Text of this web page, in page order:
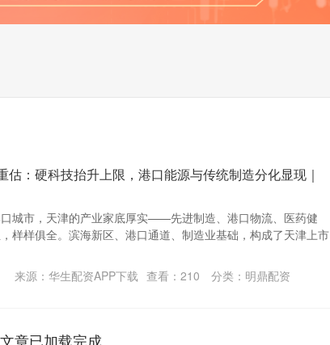
估：硬科技抬升上限，港口能源与传统制造分化显现｜
城市，天津的产业家底厚实——先进制造、港口物流、医药健
样样俱全。滨海新区、港口通道、制造业基础，构成了天津上市
来源：华生配资APP下载 查看： 210 分类： 明鼎配资
章已加载完成